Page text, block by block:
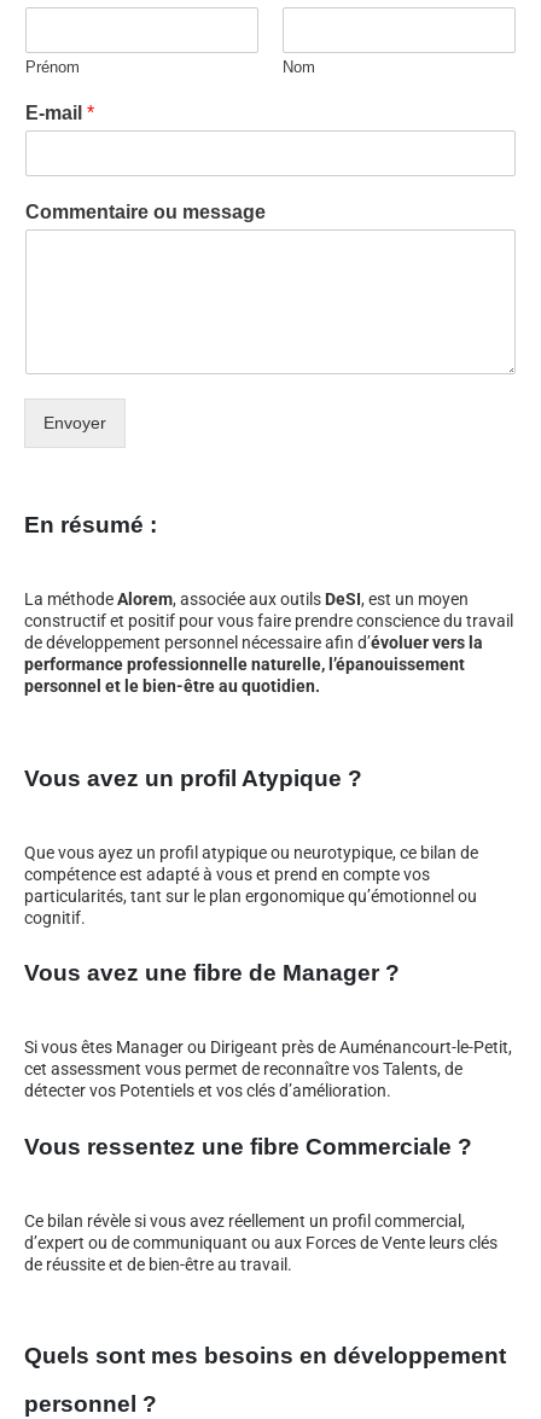
Prénom Nom
E-mail *
Commentaire ou message
Envoyer
En résumé :
La méthodeAlorem, associée aux outils DeSI, est un moyen
constructif et positif pour vous faire prendre conscience du travail
de développement personnel nécessaire afin d’évoluer vers la
performance professionnelle naturelle, l’épanouissement
personnel et le bien-être au quotidien.
Vous avez un profil Atypique ?
Que vous ayez un profil atypique ou neurotypique, ce bilan de
compétence est adapté à vous et prend en compte vos
particularités, tant sur le plan ergonomique qu’émotionnel ou
cognitif.
Vous avez une fibre de Manager ?
Si vous êtes Manager ou Dirigeant près de Auménancourt-le-Petit,
cet assessment vous permet de reconnaître vos Talents, de
détecter vos Potentiels et vos clés d’amélioration.
Vous ressentez une fibre Commerciale ?
Ce bilan révèle si vous avez réellement un profil commercial,
d’expert ou de communiquant ou aux Forces de Vente leurs clés
de réussite et de bien-être au travail.
Quels sont mes besoins en développement
personnel ?